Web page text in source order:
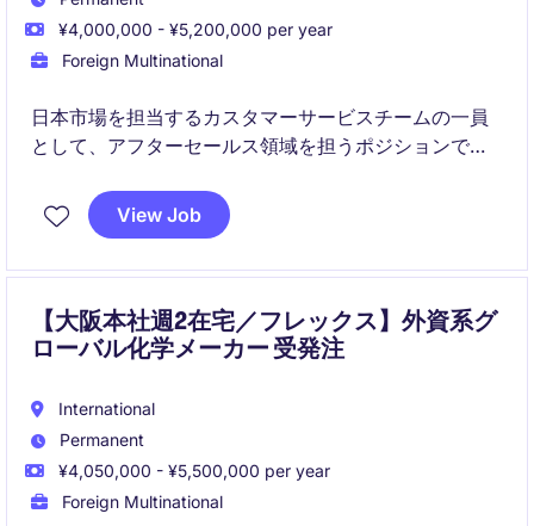
¥4,000,000 - ¥5,200,000 per year
Foreign Multinational
日本市場を担当するカスタマーサービスチームの一員
として、アフターセールス領域を担うポジションで
技術チームや海外拠点と連携しながら、顧客満足度の
向上を支える役割が期待されています。
View Job
【大阪本社週2在宅／フレックス】外資系グ
ローバル化学メーカー 受発注
International
Permanent
¥4,050,000 - ¥5,500,000 per year
Foreign Multinational